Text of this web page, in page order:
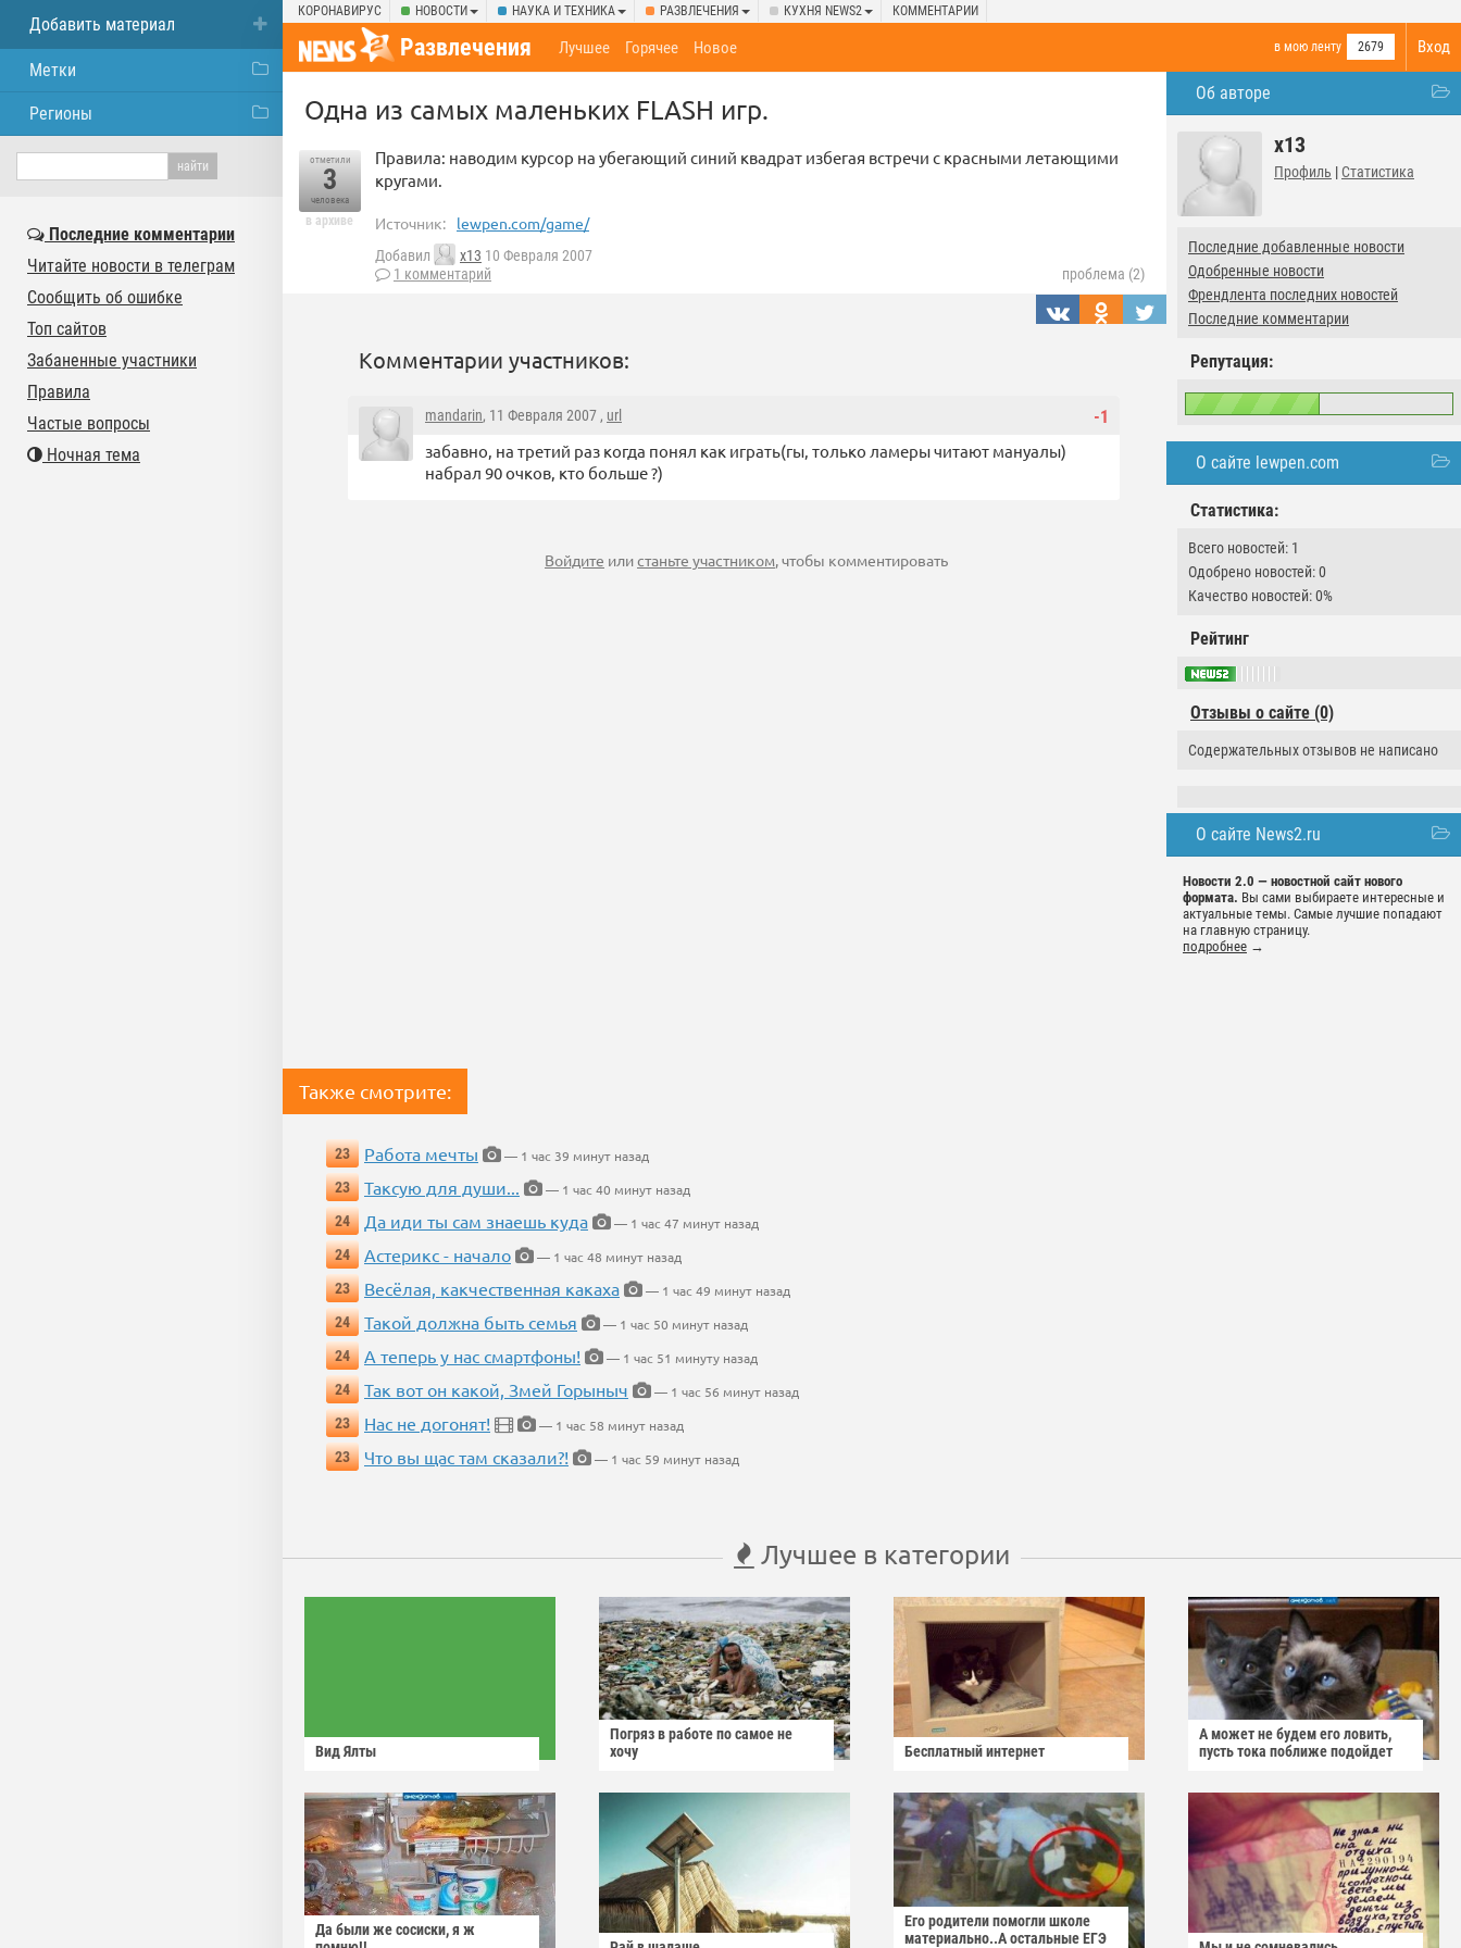
КОРОНАВИРУС НОВОСТИ НАУКА И ТЕХНИКА РАЗВЛЕЧЕНИЯ КУХНЯ NEWS2 КОММЕНТАРИИ
Вход
Развлечения в мою ленту 2679
Лучшее Горячее Новое
Об авторе
x13
Профиль | Статистика
Последние добавленные новости
Одобренные новости
Френдлента последних новостей
Последние комментарии
Репутация:
О сайте lewpen.com
Статистика:
Всего новостей: 1
Одобрено новостей: 0
Качество новостей: 0%
Рейтинг
Отзывы о сайте (0)
Содержательных отзывов не написано
О сайте News2.ru
Новости 2.0 — новостной сайт нового
формата. Вы сами выбираете интересные и
актуальные темы. Самые лучшие попадают
на главную страницу.
подробнее →
Одна из самых маленьких FLASH игр.
отметили
3
человека
в архиве
Правила: наводим курсор на убегающий синий квадрат избегая встречи с красными летающими
кругами.
Источник: lewpen.com/game/
Добавил x13 10 Февраля 2007
1 комментарий
проблема (2)
Комментарии участников:
-1
mandarin, 11 Февраля 2007 , url
забавно, на третий раз когда понял как играть(гы, только ламеры читают мануалы)
набрал 90 очков, кто больше ?)
Войдите илистаньте участником, чтобы комментировать
Также смотрите:
23 Работа мечты
— 1 час 39 минут назад
23
Таксую для души...
— 1 час 40 минут назад
24
Да иди ты сам знаешь куда
— 1 час 47 минут назад
24
Астерикс - начало
— 1 час 48 минут назад
23
Весёлая, какчественная какаха
— 1 час 49 минут назад
24
Такой должна быть семья
— 1 час 50 минут назад
24
А теперь у нас смартфоны!
— 1 час 51 минуту назад
24
Так вот он какой, Змей Горыныч
— 1 час 56 минут назад
23
Нас не догонят!
— 1 час 58 минут назад
23
Что вы щас там сказали?! — 1 час 59 минут назад
Лучшее в категории
Вид Ялты
Погряз в работе по самое не
хочу
Бесплатный интернет
А может не будем его ловить,
пусть тока поближе подойдет
Да были же сосиски, я ж
Его родители помогли школе
материально..А остальные ЕГЭ
Добавить материал
Метки
Регионы
Последние комментарии
Читайте новости в телеграм
Сообщить об ошибке
Топ сайтов
Забаненные участники
Правила
Частые вопросы
Ночная тема